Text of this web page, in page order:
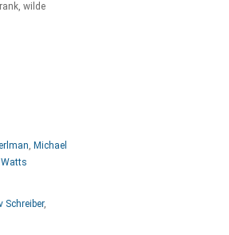
wilde
, Michael
Schreiber,